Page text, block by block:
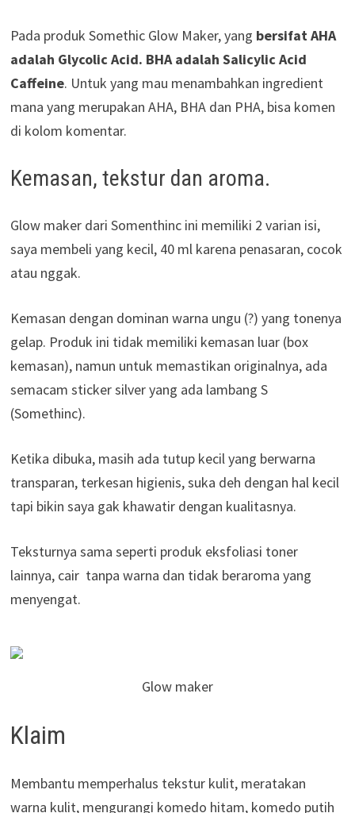
Pada produk Somethic Glow Maker, yang bersifat AHA
adalah Glycolic Acid. BHA adalah Salicylic Acid
Caffeine. Untuk yang mau menambahkan ingredient
mana yang merupakan AHA, BHA dan PHA, bisa komen
di kolom komentar.
Kemasan, tekstur dan aroma.
Glow maker dari Somenthinc ini memiliki 2 varian isi,
saya membeli yang kecil, 40 ml karena penasaran, cocok
atau nggak.
Kemasan dengan dominan warna ungu (?) yang tonenya
gelap. Produk ini tidak memiliki kemasan luar (box
kemasan), namun untuk memastikan originalnya, ada
semacam sticker silver yang ada lambang S
(Somethinc).
Ketika dibuka, masih ada tutup kecil yang berwarna
transparan, terkesan higienis, suka deh dengan hal kecil
tapi bikin saya gak khawatir dengan kualitasnya.
Teksturnya sama seperti produk eksfoliasi toner
lainnya, cair tanpa warna dan tidak beraroma yang
menyengat.
Glow maker
Klaim
Membantu memperhalus tekstur kulit, meratakan
warna kulit, mengurangi komedo hitam, komedo putih